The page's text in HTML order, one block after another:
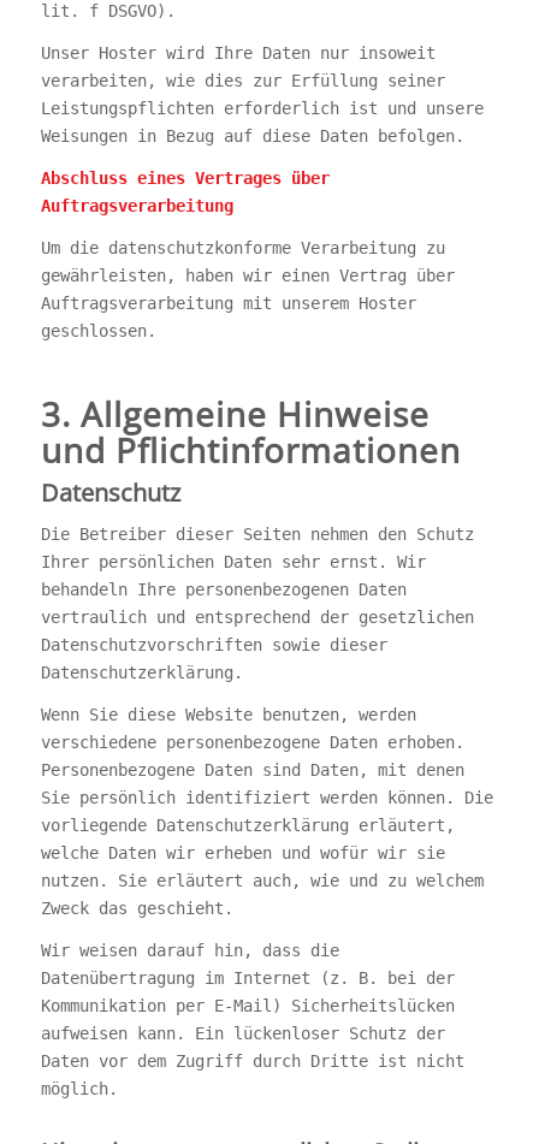
lit. f DSGVO).
Unser Hoster wird Ihre Daten nur insoweit
verarbeiten, wie dies zur Erfüllung seiner
Leistungspflichten erforderlich ist und unsere
Weisungen in Bezug auf diese Daten befolgen.
Abschluss eines Vertrages über
Auftragsverarbeitung
Um die datenschutzkonforme Verarbeitung zu
gewährleisten, haben wir einen Vertrag über
Auftragsverarbeitung mit unserem Hoster
geschlossen.
3. Allgemeine Hinweise
und Pflichtinformationen
Datenschutz
Die Betreiber dieser Seiten nehmen den Schutz
Ihrer persönlichen Daten sehr ernst. Wir
behandeln Ihre personenbezogenen Daten
vertraulich und entsprechend der gesetzlichen
Datenschutzvorschriften sowie dieser
Datenschutzerklärung.
Wenn Sie diese Website benutzen, werden
verschiedene personenbezogene Daten erhoben.
Personenbezogene Daten sind Daten, mit denen
Sie persönlich identifiziert werden können. Die
vorliegende Datenschutzerklärung erläutert,
welche Daten wir erheben und wofür wir sie
nutzen. Sie erläutert auch, wie und zu welchem
Zweck das geschieht.
Wir weisen darauf hin, dass die
Datenübertragung im Internet (z. B. bei der
Kommunikation per E-Mail) Sicherheitslücken
aufweisen kann. Ein lückenloser Schutz der
Daten vor dem Zugriff durch Dritte ist nicht
möglich.